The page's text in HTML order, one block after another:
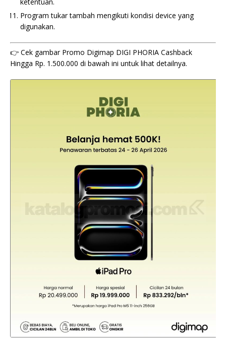
Program tukar tambah mengikuti kondisi device yang
digunakan.
👉 Cek gambar Promo Digimap DIGI PHORIA Cashback
Hingga Rp. 1.500.000 di bawah ini untuk lihat detailnya.